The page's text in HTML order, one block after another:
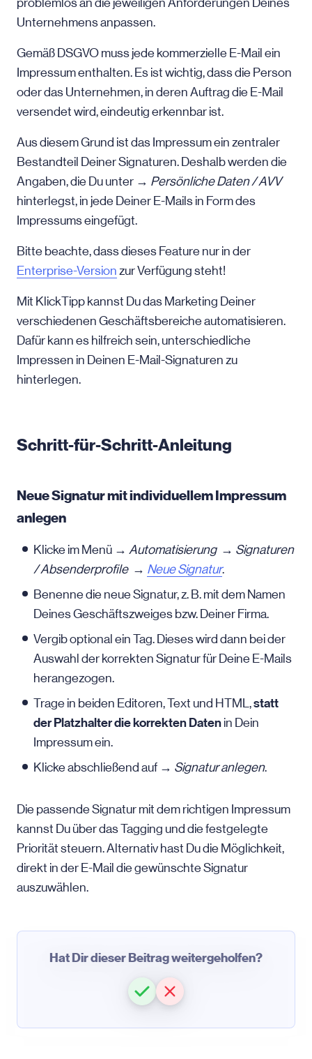
problemlos an die jeweiligen Anforderungen Deines
Unternehmens anpassen.
Gemäß DSGVO muss jede kommerzielle E-Mail ein
Impressum enthalten. Es ist wichtig, dass die Person
oder das Unternehmen, in deren Auftrag die E-Mail
versendet wird, eindeutig erkennbar ist.
Aus diesem Grund ist das Impressum ein zentraler
Bestandteil Deiner Signaturen. Deshalb werden die
Angaben, die Du unter → Persönliche Daten / AVV
hinterlegst, in jede Deiner E-Mails in Form des
Impressums eingefügt.
Bitte beachte, dass dieses Feature nur in der
Enterprise-Version zur Verfügung steht!
Mit KlickTipp kannst Du das Marketing Deiner
verschiedenen Geschäftsbereiche automatisieren.
Dafür kann es hilfreich sein, unterschiedliche
Impressen in Deinen E-Mail-Signaturen zu
hinterlegen.
Schritt-für-Schritt-Anleitung
Neue Signatur mit individuellem Impressum
anlegen
Klicke im Menü → Automatisierung→ Signaturen
/ Absenderprofile → Neue Signatur.
Benenne die neue Signatur, z. B. mit dem Namen
Deines Geschäftszweiges bzw. Deiner Firma.
Vergib optional ein Tag. Dieses wird dann bei der
Auswahl der korrekten Signatur für Deine E-Mails
herangezogen.
Trage in beiden Editoren, Text und HTML,statt
der Platzhalter die korrekten Daten in Dein
Impressum ein.
Klicke abschließend auf → Signatur anlegen.
Die passende Signatur mit dem richtigen Impressum
kannst Du über das Tagging und die festgelegte
Priorität steuern. Alternativ hast Du die Möglichkeit,
direkt in der E-Mail die gewünschte Signatur
auszuwählen.
Hat Dir dieser Beitrag weitergeholfen?